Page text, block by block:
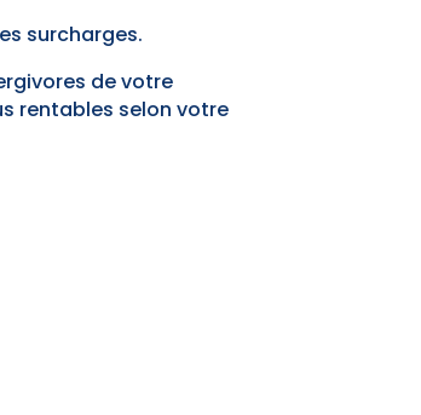
surcharges.
de votre
rentables selon votre